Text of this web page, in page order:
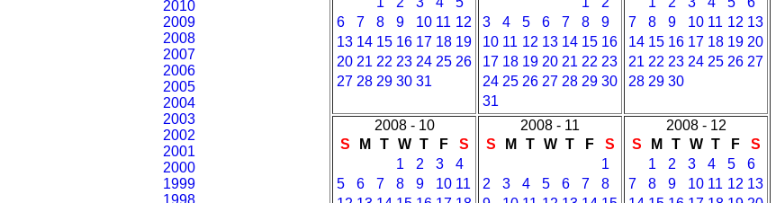
2010
2009
2008
2007
2006
2005
2004
2003
2002
2001
2000
1999
1998
6
7 8 9 10 11 12
13 14 15 16 17 18 19
20 21 22 23 24 25 26
27 28 29 30 31
3
4 5 6 7 8
9
10 11 12 13 14 15 16
17 18 19 20 21 22 23
24 25 26 27 28 29 30
31
7
8 9 10 11 12 13
14 15 16 17 18 19 20
21 22 23 24 25 26 27
28 29 30
2008 - 10
S
M T W T F
S
1
2 3
4
5
6 7 8 9 10 11
2008 - 11
S
M T W T F
S
1
2
3 4 5 6 7
8
2008 - 12
S
M T W T F
S
1
2 3 4 5
6
7
8 9 10 11 12 13